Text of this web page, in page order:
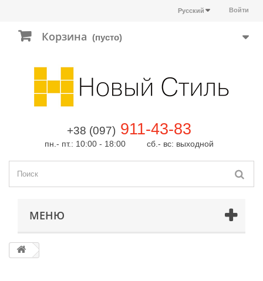
Войти
Русский
Корзина (пусто)
+38 (097) 911-43-83
пн.- пт.: 10:00 - 18:00 сб.- вс: выходной
МЕНЮ